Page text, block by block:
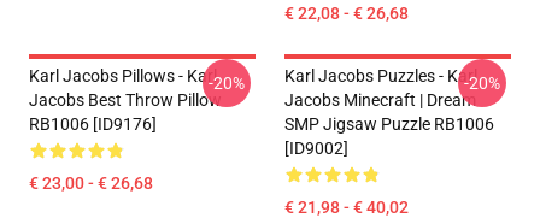
€ 22,08 - € 26,68
Karl Jacobs Pillows - Karl
Jacobs Best Throw Pillow
RB1006 [ID9176]
€ 23,00 - € 26,68
-20%
Karl Jacobs Puzzles - Karl
Jacobs Minecraft | Dream
SMP Jigsaw Puzzle RB1006
[ID9002]
€ 21,98 - € 40,02
-20%